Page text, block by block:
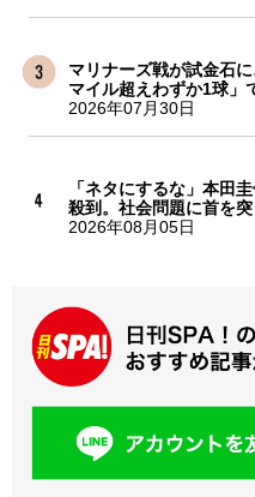
マリナーズ戦が試金石
マイル超えわずか1球」
2026年07月30日
「ネタにするな」本田
殺到。社会問題に首を
2026年08月05日